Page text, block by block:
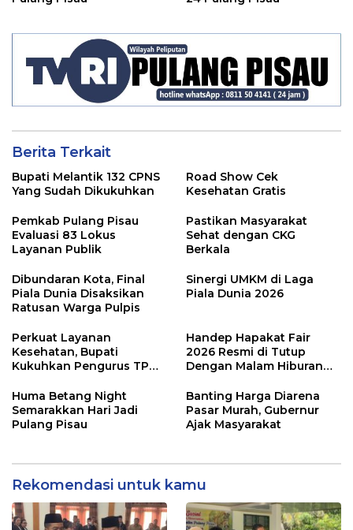
Berita Terkait
Bupati Melantik 132 CPNS
Yang Sudah Dikukuhkan
Road Show Cek
Kesehatan Gratis
Pemkab Pulang Pisau
Evaluasi 83 Lokus
Layanan Publik
Pastikan Masyarakat
Sehat dengan CKG
Berkala
Dibundaran Kota, Final
Piala Dunia Disaksikan
Ratusan Warga Pulpis
Sinergi UMKM di Laga
Piala Dunia 2026
Perkuat Layanan
Kesehatan, Bupati
Kukuhkan Pengurus TP
Handep Hapakat Fair
2026 Resmi di Tutup
Dengan Malam Hiburan
Huma Betang Night
Semarakkan Hari Jadi
Pulang Pisau
Banting Harga Diarena
Pasar Murah, Gubernur
Ajak Masyarakat
Rekomendasi untuk kamu